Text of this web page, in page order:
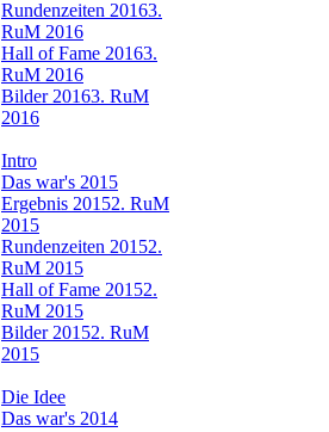
Rundenzeiten 20163.
RuM 2016
Hall of Fame 20163.
RuM 2016
Bilder 20163. RuM
2016
Intro
Das war's 2015
Ergebnis 20152. RuM
2015
Rundenzeiten 20152.
RuM 2015
Hall of Fame 20152.
RuM 2015
Bilder 20152. RuM
2015
Die Idee
Das war's 2014